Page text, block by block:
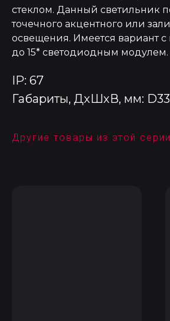
стеклом. Данный светильник
точечного акцентного или
освещения. Имеется вариант
до 15* светодиодным модулем.
IP: 67
Габариты, ДхШхВ, мм:
Другие товары из этой серии